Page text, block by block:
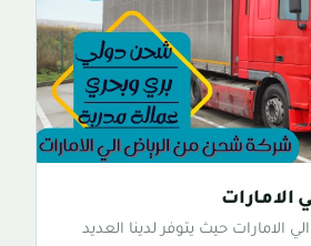
الامارات
حيث يتوفر لدينا العديد